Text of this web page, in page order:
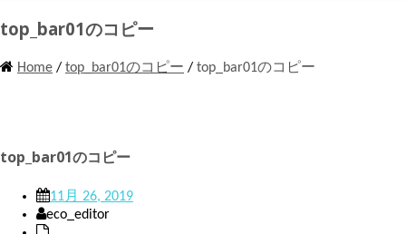
top_bar01のコピー
Home / top_bar01のコピー / top_bar01のコピー
top_bar01のコピー
11月 26, 2019
eco_editor